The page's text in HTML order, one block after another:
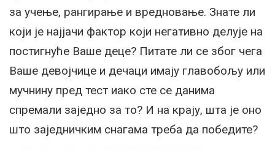
за учење, рангирање и вредновање. Знате ли
који је најјачи фактор који негативно делује на
постигнуће Ваше деце? Питате ли се због чега
Ваше девојчице и дечаци имају главобољу или
мучнину пред тест иако сте се данима
спремали заједно за то? И на крају, шта је оно
што заједничким снагама треба да победите?